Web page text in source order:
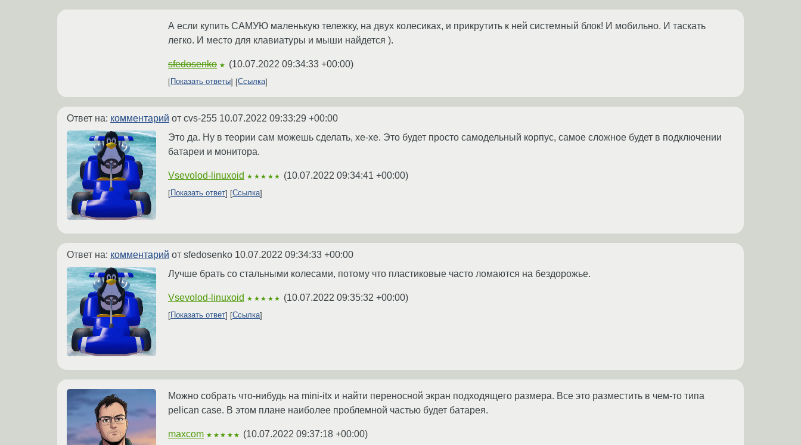
А если купить САМУЮ маленькую тележку, на двух колесиках, и прикрутить к ней системный блок! И мобильно. И таскать
легко. И место для клавиатуры и мыши найдется ).
sfedosenko ★ (10.07.2022 09:34:33 +00:00)
Показать ответы Ссылка
Ответ на: комментарий от cvs-255 10.07.2022 09:33:29 +00:00
Это да. Ну в теории сам можешь сделать, хе-хе. Это будет просто самодельный корпус, самое сложное будет в подключении
батареи и монитора.
Vsevolod-linuxoid ★★★★★ (10.07.2022 09:34:41 +00:00)
Показать ответ Ссылка
Ответ на: комментарий от sfedosenko 10.07.2022 09:34:33 +00:00
Лучше брать со стальными колесами, потому что пластиковые часто ломаются на бездорожье.
Vsevolod-linuxoid ★★★★★ (10.07.2022 09:35:32 +00:00)
Показать ответ Ссылка
Можно собрать что-нибудь на mini-itx и найти переносной экран подходящего размера. Все это разместить в чем-то типа
pelican case. В этом плане наиболее проблемной частью будет батарея.
maxcom ★★★★★ (10.07.2022 09:37:18 +00:00)